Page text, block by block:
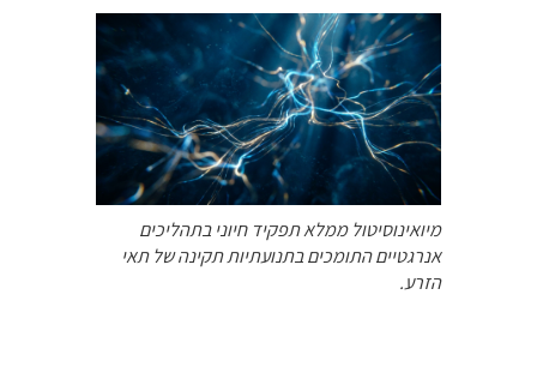
מיואינוסיטול ממלא תפקיד חיוני בתהליכים
אנרגטיים התומכים בתנועתיות תקינה של תאי
הזרע.